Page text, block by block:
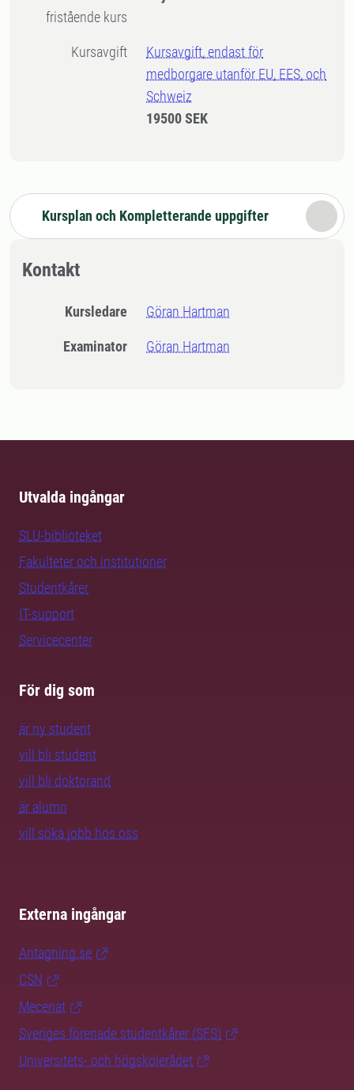
fristående kurs
Kursavgift
Kursavgift, endast för
medborgare utanför EU, EES, och
Schweiz
19500 SEK
Kursplan och Kompletterande uppgifter
Kontakt
Kursledare Göran Hartman
Examinator Göran Hartman
Utvalda ingångar
SLU-biblioteket
Fakulteter och institutioner
Studentkårer
IT-support
Servicecenter
För dig som
är ny student
vill bli student
vill bli doktorand
är alumn
vill söka jobb hos oss
Externa ingångar
Antagning.se
CSN
Mecenat
Sveriges förenade studentkårer (SFS)
Universitets- och högskolerådet